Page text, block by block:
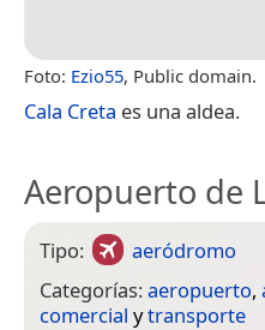
Foto: Ezio55, Public domain.
Cala Creta es una aldea.
Aeropuerto de
Tipo:
aeródromo
Categorías:aeropuerto,
comercial ytransporte